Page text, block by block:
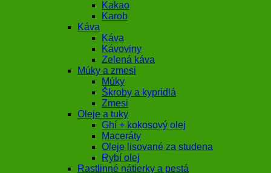
Kakao
Karob
Káva
Káva
Kávoviny
Zelená káva
Múky a zmesi
Múky
Škroby a kypridlá
Zmesi
Oleje a tuky
Ghí + kokosový olej
Maceráty
Oleje lisované za studena
Rybí olej
Rastlinné nátierky a pestá